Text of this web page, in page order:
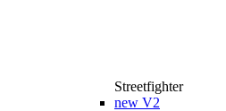
Streetfighter
new V2